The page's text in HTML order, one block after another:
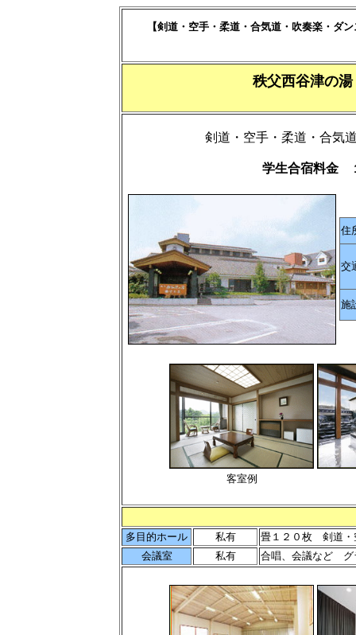
【剣道・空手・柔道・合気道・吹奏楽・
秩父西谷津の
剣道・空手・柔道・合気
学生合宿料金
住
交
施
客室例
多目的ホール 私有 畳１２０枚 剣道・
会議室
私有 合唱、会議など グ